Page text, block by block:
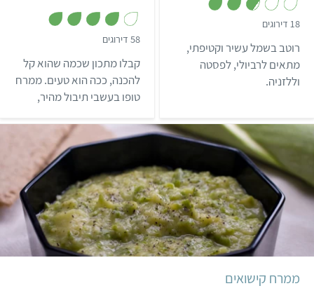
18 דירוגים
.
8
מ
ת
רוטב בשמל עשיר וקטיפתי,
מתאים לרביולי, לפסטה
וללזניה.
58 דירוגים
.
9
מ
ת
ו
קבלו מתכון שכמה שהוא קל
להכנה, ככה הוא טעים. ממרח
טופו בעשבי תיבול מהיר,
עם טעם משגע!
קל 35 דקות
ממרח קישואים